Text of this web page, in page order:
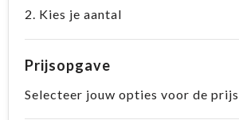
2. Kies je aantal
Prijsopgave
Selecteer jouw opties voor de